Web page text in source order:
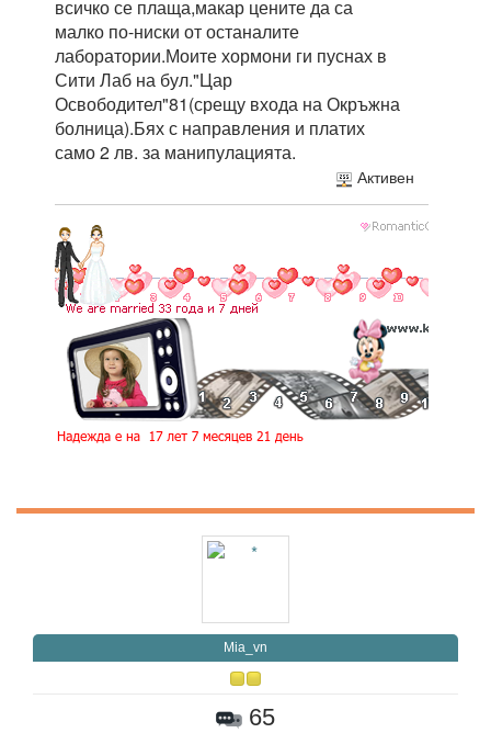
всичко се плаща,макар цените да са
малко по-ниски от останалите
лаборатории.Моите хормони ги пуснах в
Сити Лаб на бул."Цар
Освободител"81(срещу входа на Окръжна
болница).Бях с направления и платих
само 2 лв. за манипулацията.
Активен
Mia_vn
65